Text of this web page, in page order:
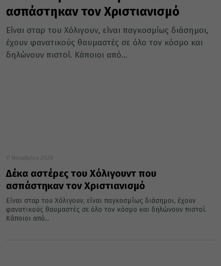
ασπάστηκαν τον Χριστιανισμό
Είναι σταρ του Χόλιγουν, είναι παγκοσμίως διάσημοι,
έχουν φανατικούς θαυμαστές σε όλο τον κόσμο και
δηλώνουν πιστοί. Κάποιοι από...
17 Νοεμβρίου 2020
Δέκα αστέρες του Χόλιγουντ που
ασπάστηκαν τον Χριστιανισμό
Είναι σταρ του Χόλιγουν, είναι παγκοσμίως διάσημοι, έχουν
φανατικούς θαυμαστές σε όλο τον κόσμο και δηλώνουν πιστοί.
Κάποιοι από...